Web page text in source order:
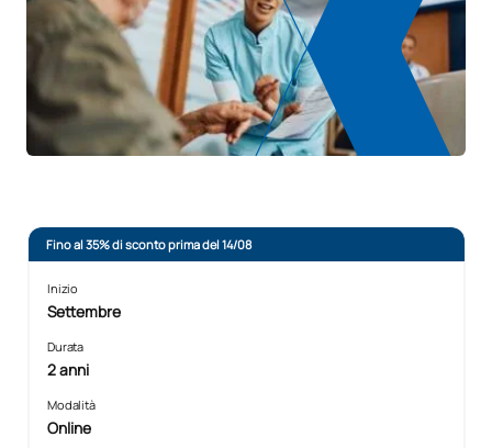
Fino al 35% di sconto prima del 14/08
Inizio
Settembre
Durata
2 anni
Modalità
Online